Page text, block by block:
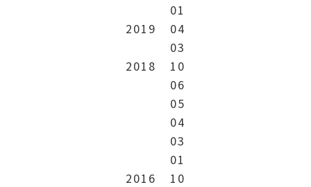
01
2019
04
03
2018
10
06
05
04
03
01
2016
10